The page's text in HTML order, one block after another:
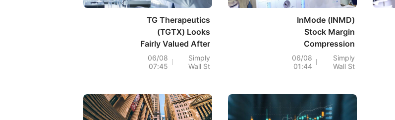
InMode (INMD)
Stock Margin
Compression
Deepens As
Profitability Fades
Simply
Wall St
06/08
01:44
TG Therapeutics
(TGTX) Looks
Fairly Valued After
Raised 2026
Guidance And
Simply
Wall St
06/08
07:45